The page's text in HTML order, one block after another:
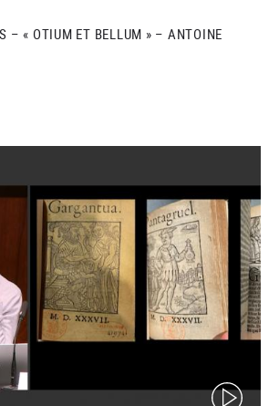
– « OTIUM ET BELLUM » – ANTOINE
(video)